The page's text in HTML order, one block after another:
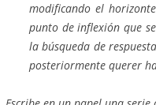
modificando el
punto de inflexión que
la búsqueda de
posteriormente querer